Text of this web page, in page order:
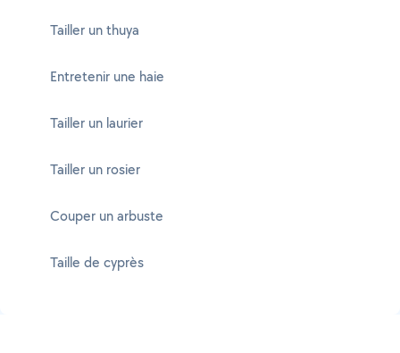
Tailler un thuya
Entretenir une haie
Tailler un laurier
Tailler un rosier
Couper un arbuste
Taille de cyprès